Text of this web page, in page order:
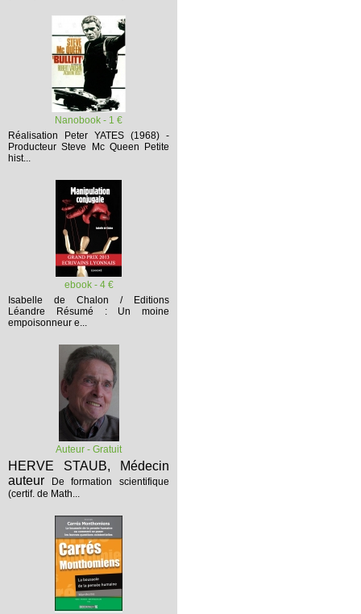
Nanobook - 1 €
Réalisation Peter YATES (1968) -
Producteur Steve Mc Queen
Petite
hist...
ebook - 4 €
Isabelle de Chalon / Editions
Léandre
Résumé :
Un moine
empoisonneur e...
Auteur - Gratuit
HERVE STAUB, Médecin
auteur
De formation scientifique
(certif. de Math...